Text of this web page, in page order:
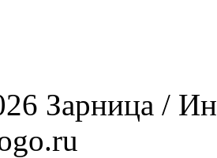
Зарница /